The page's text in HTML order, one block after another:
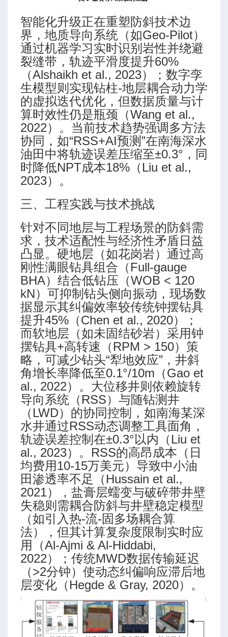
测模块
的未来
键技术
智能化升级正在重塑防斜技术边
界，地质导向系统（如Geo-Pilot）
通过机器学习实时识别岩性并绕避
裂缝带，轨迹平滑度提升60%
（Alshaikh et al., 2023）；数字孪
生模型则实现钻柱-地层耦合动力学
的虚拟迭代优化，但数据质量与计
算时效性仍是瓶颈（Wang et al.,
2022）。当前技术趋势强调多方法
协同，如“RSS+AI预测”在南海深水
油田中将轨迹误差压缩至±0.3°，同
时降低NPT成本18%（Liu et al.,
2023）。
三、工程实践与技术挑战
针对不同地层与工程场景的防斜需
求，技术适配性与经济性矛盾日益
凸显。硬地层（如花岗岩）通过高
刚性满眼钻具组合（Full-gauge
BHA）结合低钻压（WOB < 120
kN）可抑制钻头侧向振动，现场数
据显示其纠偏效率较传统钟摆钻具
提升45%（Chen et al., 2020）；
而软地层（如未固结砂岩）采用钟
摆钻具+高转速（RPM > 150）策
略，可减少钻头“犁地效应”，井斜
角增长率降低至0.1°/10m（Gao et
al., 2022）。大位移井则依赖旋转
导向系统（RSS）与随钻测井
（LWD）的协同控制，如南海某深
水井通过RSS动态调整工具面角，
轨迹误差控制在±0.3°以内（Liu et
al., 2023）。RSS的高昂成本（日
均费用10-15万美元）导致中小油
田渗透率不足（Hussain et al.,
2021），盐膏层蠕变与破碎带井壁
失稳则需耦合防斜与井壁稳定模型
（如引入热-流-固多场耦合算
法），但其计算复杂度限制实时应
用（Al-Ajmi & Al-Hiddabi,
2022）；传统MWD数据传输延迟
（>2分钟）使动态纠偏响应滞后地
层变化（Hegde & Gray, 2020）。